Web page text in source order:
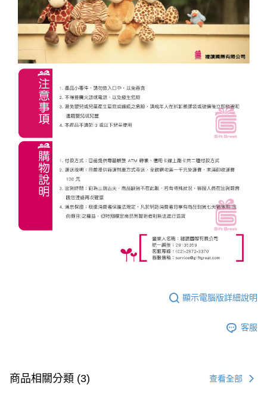
顯示電腦版詳細說明
客服
商品相關分類 (3) 查看全部